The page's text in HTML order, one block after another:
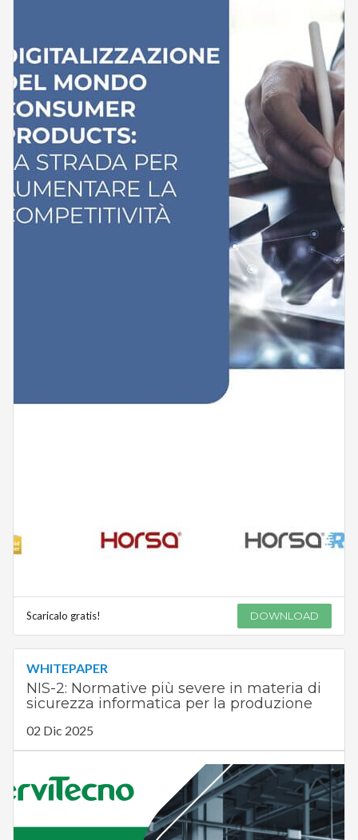
Scaricalo gratis! DOWNLOAD
WHITEPAPER
NIS-2: Normative più severe in materia di
sicurezza informatica per la produzione
02 Dic 2025